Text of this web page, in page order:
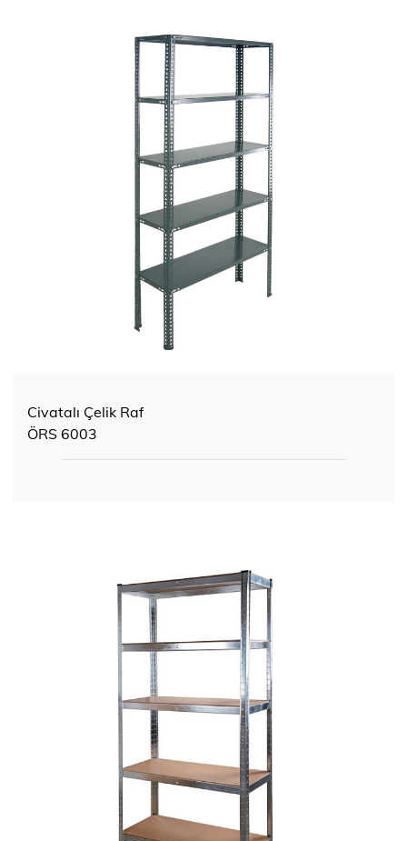
Civatalı Çelik Raf
ÖRS 6003